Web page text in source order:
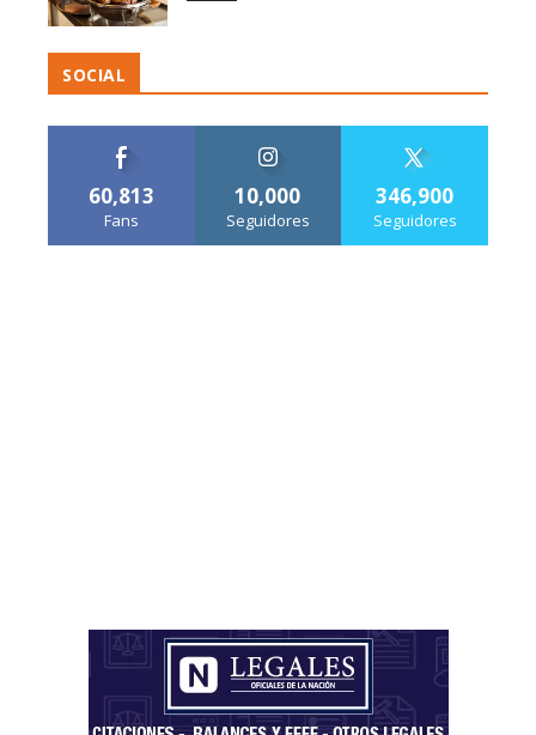
SOCIAL
60,813
Fans
10,000
Seguidores
346,900
Seguidores